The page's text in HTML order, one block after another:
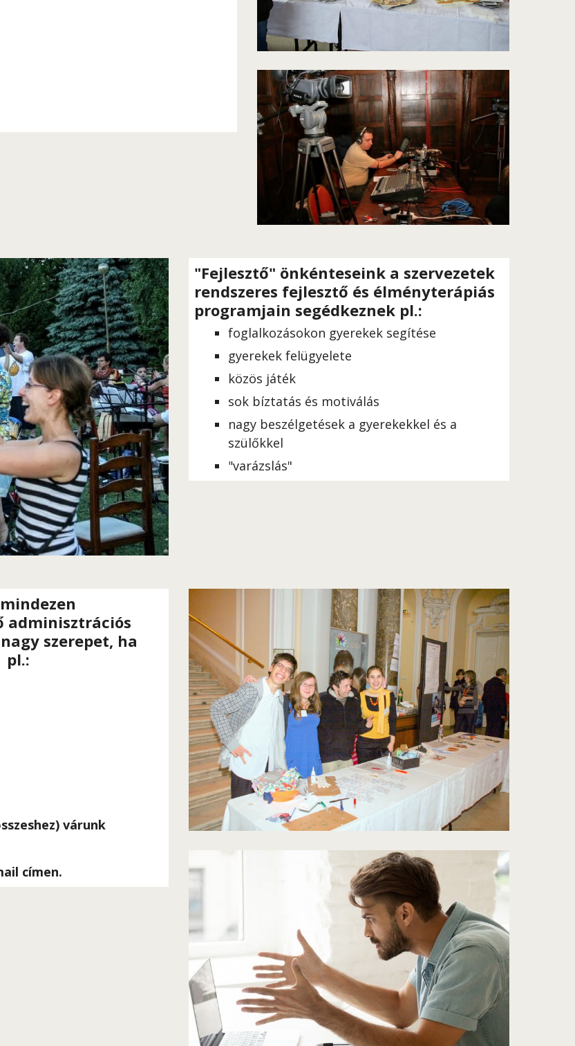
"Fejlesztő" önkénteseink a szervezetek
rendszeres fejlesztő és élményterápiás
programjain segédkeznek pl.:
foglalkozásokon gyerekek segítése
gyerekek felügyelete
közös játék
sok bíztatás és motiválás
nagy beszélgetések a gyerekekkel és a
szülőkkel
"varázslás"
szerepet, ha
pl.:
várunk
címen.